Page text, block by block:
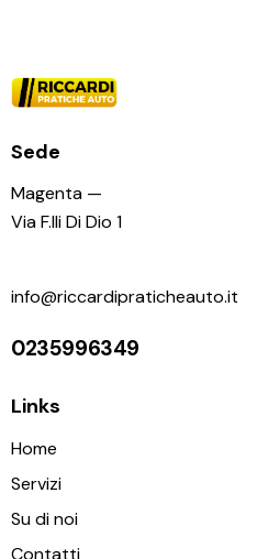
Sede
Magenta —
Via F.lli Di Dio 1
info@riccardipraticheauto.it
0235996349
Links
Home
Servizi
Su di noi
Contatti